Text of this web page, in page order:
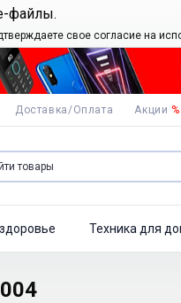
файлы.
свое согласие на
Доставка/Оплата Акции %
Техника для